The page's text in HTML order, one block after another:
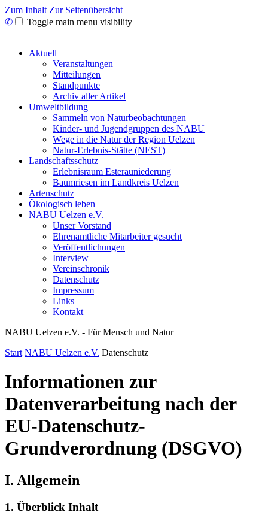
Zum Inhalt Zur Seitenübersicht
✆
Toggle main menu visibility
Aktuell
Veranstaltungen
Mitteilungen
Standpunkte
Archiv aller Artikel
Umweltbildung
Sammeln von Naturbeobachtungen
Kinder- und Jugendgruppen des NABU
Wege in die Natur der Region Uelzen
Natur-Erlebnis-Stätte (NEST)
Landschaftsschutz
Erlebnisraum Esterauniederung
Baumriesen im Landkreis Uelzen
Artenschutz
Ökologisch leben
NABU Uelzen e.V.
Unser Vorstand
Ehrenamtliche Mitarbeiter gesucht
Veröffentlichungen
Interview
Vereinschronik
Datenschutz
Impressum
Links
Kontakt
NABU Uelzen e.V. - Für Mensch und Natur
Start NABU Uelzen e.V. Datenschutz
Informationen zur
Datenverarbeitung nach der
EU-Datenschutz-
Grundverordnung (DSGVO)
I. Allgemein
1. Überblick Inhalt